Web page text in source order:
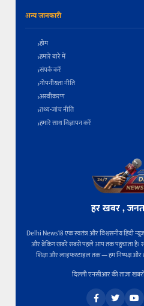
अन्य जानकारी
होम
हमारे बारे में
संपर्क करें
गोपनीयता नीति
अस्वीकरण
तथ्य-जांच नीति
हमारे साथ विज्ञापन करें
हर खबर ,
Delhi News18 एक स्वतंत्र और विश्वसनीय हिंदी
और ब्रेकिंग खबरें सबसे पहले आप तक पहुंचाता है।
शिक्षा और लाइफस्टाइल तक — हम निष्पक्ष और
दिल्ली एनसीआर की ताज़ा